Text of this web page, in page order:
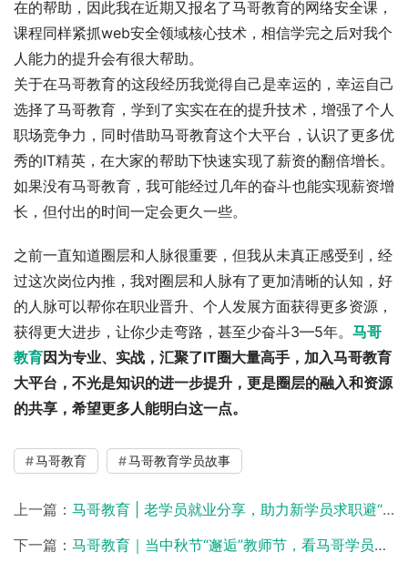
在的帮助，因此我在近期又报名了马哥教育的网络安全课，
课程同样紧抓web安全领域核心技术，相信学完之后对我个
人能力的提升会有很大帮助。
关于在马哥教育的这段经历我觉得自己是幸运的，幸运自己
选择了马哥教育，学到了实实在在的提升技术，增强了个人
职场竞争力，同时借助马哥教育这个大平台，认识了更多优
秀的IT精英，在大家的帮助下快速实现了薪资的翻倍增长。
如果没有马哥教育，我可能经过几年的奋斗也能实现薪资增
长，但付出的时间一定会更久一些。
之前一直知道圈层和人脉很重要，但我从未真正感受到，经
过这次岗位内推，我对圈层和人脉有了更加清晰的认知，好
的人脉可以帮你在职业晋升、个人发展方面获得更多资源，
获得更大进步，让你少走弯路，甚至少奋斗3—5年。 马哥
教育因为专业、实战，汇聚了IT圈大量高手，加入马哥教育
大平台，不光是知识的进一步提升，更是圈层的融入和资源
的共享，希望更多人能明白这一点。
马哥教育 马哥教育学员故事
上一篇： 马哥教育 | 老学员就业分享，助力新学员求职避“坑” ！
下一篇： 马哥教育｜当中秋节“邂逅”教师节，看马哥学员如何“花式”过节！